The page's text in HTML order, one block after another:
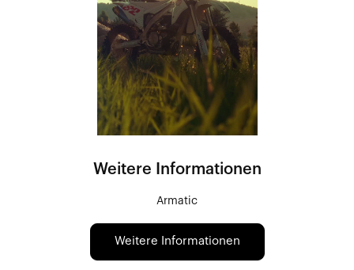
Weitere Informationen
Armatic
Weitere Informationen